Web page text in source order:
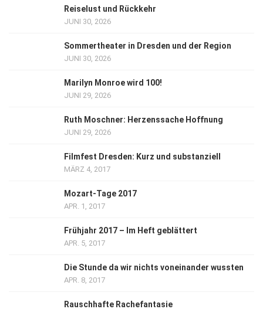
Reiselust und Rückkehr
JUNI 30, 2026
Sommertheater in Dresden und der Region
JUNI 30, 2026
Marilyn Monroe wird 100!
JUNI 29, 2026
Ruth Moschner: Herzenssache Hoffnung
JUNI 29, 2026
Filmfest Dresden: Kurz und substanziell
MÄRZ 4, 2017
Mozart-Tage 2017
APR. 1, 2017
Frühjahr 2017 – Im Heft geblättert
APR. 5, 2017
Die Stunde da wir nichts voneinander wussten
APR. 8, 2017
Rauschhafte Rachefantasie